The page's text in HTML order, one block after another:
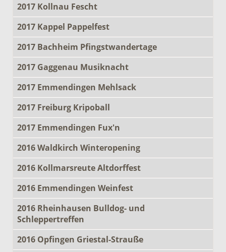
2017 Kollnau Fescht
2017 Kappel Pappelfest
2017 Bachheim Pfingstwandertage
2017 Gaggenau Musiknacht
2017 Emmendingen Mehlsack
2017 Freiburg Kripoball
2017 Emmendingen Fux'n
2016 Waldkirch Winteropening
2016 Kollmarsreute Altdorffest
2016 Emmendingen Weinfest
2016 Rheinhausen Bulldog- und
Schleppertreffen
2016 Opfingen Griestal-Strauße